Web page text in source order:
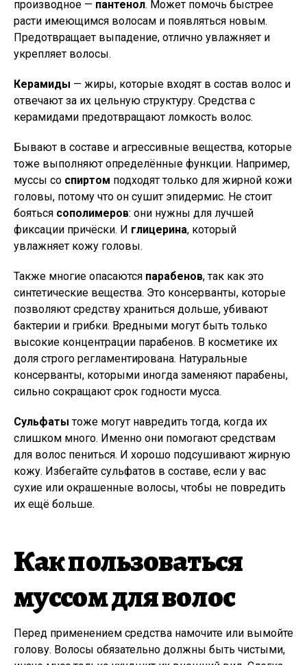
производное — пантенол. Может помочь быстрее
расти имеющимся волосам и появляться новым.
Предотвращает выпадение, отлично увлажняет и
укрепляет волосы.
Керамиды — жиры, которые входят в состав волос и
отвечают за их цельную структуру. Средства с
керамидами предотвращают ломкость волос.
Бывают в составе и агрессивные вещества, которые
тоже выполняют определённые функции. Например,
муссы со спиртом подходят только для жирной кожи
головы, потому что он сушит эпидермис. Не стоит
бояться сополимеров: они нужны для лучшей
фиксации причёски. И глицерина, который
увлажняет кожу головы.
Также многие опасаются парабенов, так как это
синтетические вещества. Это консерванты, которые
позволяют средству храниться дольше, убивают
бактерии и грибки. Вредными могут быть только
высокие концентрации парабенов. В косметике их
доля строго регламентирована. Натуральные
консерванты, которыми иногда заменяют парабены,
сильно сокращают срок годности мусса.
Сульфаты тоже могут навредить тогда, когда их
слишком много. Именно они помогают средствам
для волос пениться. И хорошо подсушивают жирную
кожу. Избегайте сульфатов в составе, если у вас
сухие или окрашенные волосы, чтобы не повредить
их ещё больше.
Как пользоваться
муссом для волос
Перед применением средства намочите или вымойте
голову. Волосы обязательно должны быть чистыми,